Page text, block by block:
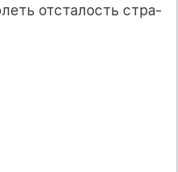
от­с­та­лость стра­